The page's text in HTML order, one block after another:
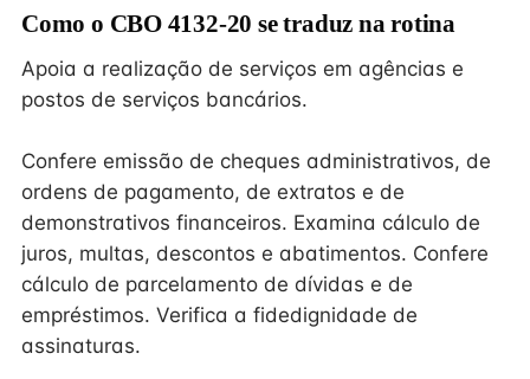
Como o CBO 4132-20 se traduz na rotina
Apoia a realização de serviços em agências e
postos de serviços bancários.
Confere emissão de cheques administrativos, de
ordens de pagamento, de extratos e de
demonstrativos financeiros. Examina cálculo de
juros, multas, descontos e abatimentos. Confere
cálculo de parcelamento de dívidas e de
empréstimos. Verifica a fidedignidade de
assinaturas.